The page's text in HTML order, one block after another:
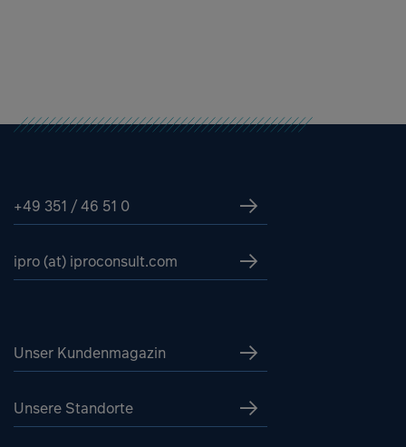
+49 351 / 46 51 0
ipro (at) iproconsult.com
Unser Kundenmagazin
Unsere Standorte